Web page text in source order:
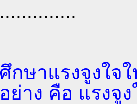
..............
ศึกษาแรงจูงใจ
อย่าง คือ แรงจู